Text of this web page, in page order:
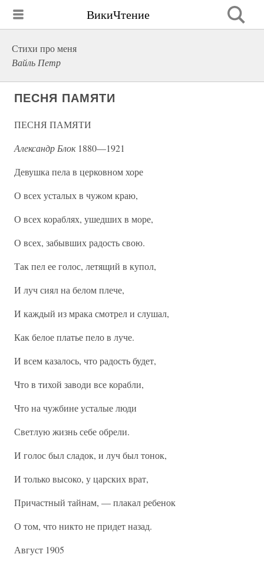
ВикиЧтение
Стихи про меня
Вайль Петр
ПЕСНЯ ПАМЯТИ
ПЕСНЯ ПАМЯТИ
Александр Блок 1880—1921
Девушка пела в церковном хоре
О всех усталых в чужом краю,
О всех кораблях, ушедших в море,
О всех, забывших радость свою.
Так пел ее голос, летящий в купол,
И луч сиял на белом плече,
И каждый из мрака смотрел и слушал,
Как белое платье пело в луче.
И всем казалось, что радость будет,
Что в тихой заводи все корабли,
Что на чужбине усталые люди
Светлую жизнь себе обрели.
И голос был сладок, и луч был тонок,
И только высоко, у царских врат,
Причастный тайнам, — плакал ребенок
О том, что никто не придет назад.
Август 1905